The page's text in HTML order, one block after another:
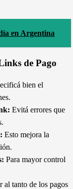
en Argentina
de Pago
bien el
Evitá errores que
Esto mejora la
Para mayor control
al tanto de los pagos